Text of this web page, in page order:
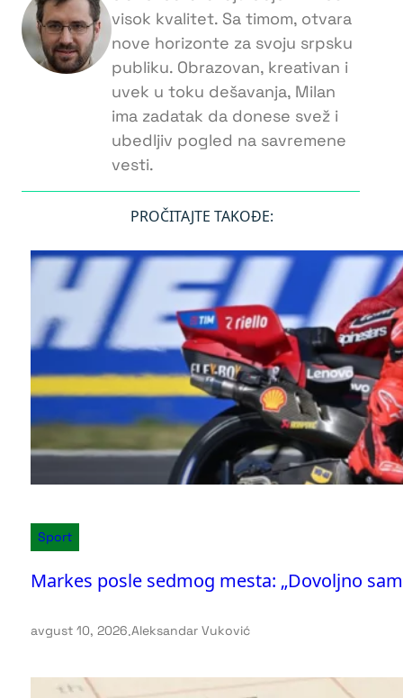
visok kvalitet. Sa timom, otvara
nove horizonte za svoju srpsku
publiku. Obrazovan, kreativan i
uvek u toku dešavanja, Milan
ima zadatak da donese svež i
ubedljiv pogled na savremene
vesti.
PROČITAJTE TAKOĐE:
Sport
Markes posle sedmog mesta: „Dovoljno
avgust 10, 2026.Aleksandar Vuković